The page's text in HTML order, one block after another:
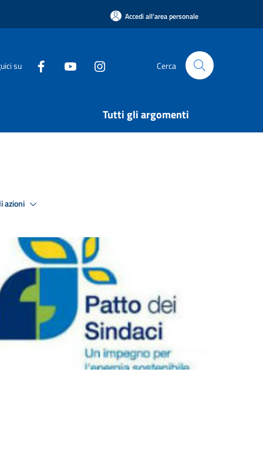
Accedi all'area personale
su Cerca
Tutti gli argomenti
azioni